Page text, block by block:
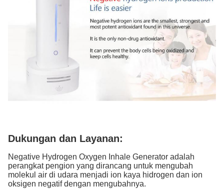
Dukungan dan Layanan:
Negative Hydrogen Oxygen Inhale Generator adalah
perangkat pengion yang dirancang untuk mengubah
molekul air di udara menjadi ion kaya hidrogen dan ion
oksigen negatif dengan mengubahnya.